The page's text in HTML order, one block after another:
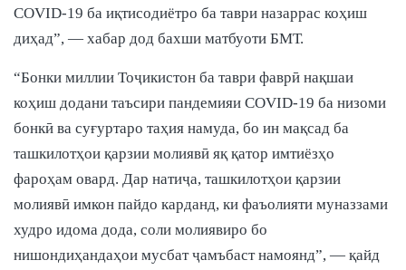
COVID-19 ба иқтисодиётро ба таври назаррас коҳиш
диҳад”, — хабар дод бахши матбуоти БМТ.
“Бонки миллии Тоҷикистон ба таври фаврӣ нақшаи
коҳиш додани таъсири пандемияи COVID-19 ба низоми
бонкӣ ва суғуртаро таҳия намуда, бо ин мақсад ба
ташкилотҳои қарзии молиявӣ яқ қатор имтиёзҳо
фароҳам овард. Дар натиҷа, ташкилотҳои қарзии
молиявӣ имкон пайдо карданд, ки фаъолияти муназзами
худро идома дода, соли молиявиро бо
нишондиҳандаҳои мусбат ҷамъбаст намоянд”, — қайд